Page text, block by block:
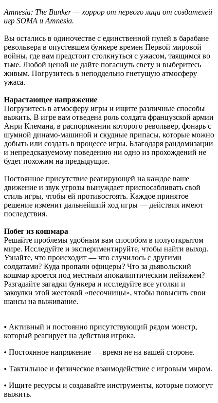
Amnesia: The Bunker — хоррор от первого лица от создателей
игр SOMA и Amnesia.
Вы остались в одиночестве с единственной пулей в барабане
револьвера в опустевшем бункере времен Первой мировой
войны, где вам предстоит столкнуться с ужасом, таящимся во
тьме. Любой ценой не дайте погаснуть свету и выберитесь
живым. Погрузитесь в неподдельно гнетущую атмосферу
ужаса.
Нарастающее напряжение
Погрузитесь в атмосферу игры и ищите различные способы
выжить. В игре вам отведена роль солдата французской армии
Анри Клемана, в распоряжении которого револьвер, фонарь с
шумной динамо-машиной и скудные припасы, которые можно
добыть или создать в процессе игры. Благодаря рандомизации
и непредсказуемому поведению ни одно из прохождений не
будет похожим на предыдущие.
Постоянное присутствие реагирующей на каждое ваше
движение и звук угрозы вынуждает приспосабливать свой
стиль игры, чтобы ей противостоять. Каждое принятое
решение изменит дальнейший ход игры — действия имеют
последствия.
Побег из кошмара
Решайте проблемы удобным вам способом в полуоткрытом
мире. Исследуйте и экспериментируйте, чтобы найти выход.
Узнайте, что происходит — что случилось с другими
солдатами? Куда пропали офицеры? Что за дьявольский
кошмар кроется под местным апокалиптическим пейзажем?
Разгадайте загадки бункера и исследуйте все уголки и
закоулки этой жестокой «песочницы», чтобы повысить свои
шансы на выживание.
• Активный и постоянно присутствующий рядом монстр,
который реагирует на действия игрока.
• Постоянное напряжение — время не на вашей стороне.
• Тактильное и физическое взаимодействие с игровым миром.
• Ищите ресурсы и создавайте инструменты, которые помогут
выжить.